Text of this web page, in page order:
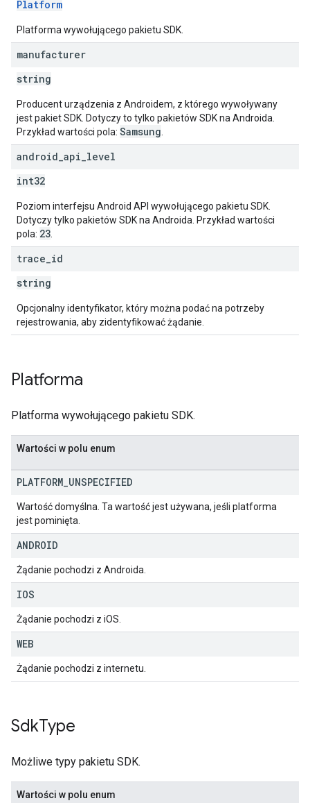
Platform
Platforma wywołującego pakietu SDK.
manufacturer
string
Producent urządzenia z Androidem, z którego wywoływany
jest pakiet SDK. Dotyczy to tylko pakietów SDK na Androida.
Przykład wartości pola: Samsung
android api level
int32
Poziom interfejsu Android API wywołującego pakietu SDK.
Dotyczy tylko pakietów SDK na Androida. Przykład wartości
pola: 23
trace id
string
Opcjonalny identyfikator, który można podać na potrzeby
rejestrowania, aby zidentyfikować żądanie.
Platforma
Platforma wywołującego pakietu SDK.
Wartości w polu enum
PLATFORM UNSPECIFIED
Wartość domyślna. Ta wartość jest używana, jeśli platforma
jest pominięta.
ANDROID
Żądanie pochodzi z Androida.
IOS
Żądanie pochodzi z iOS.
WEB
Żądanie pochodzi z internetu.
SdkType
Możliwe typy pakietu SDK.
Wartości w polu enum